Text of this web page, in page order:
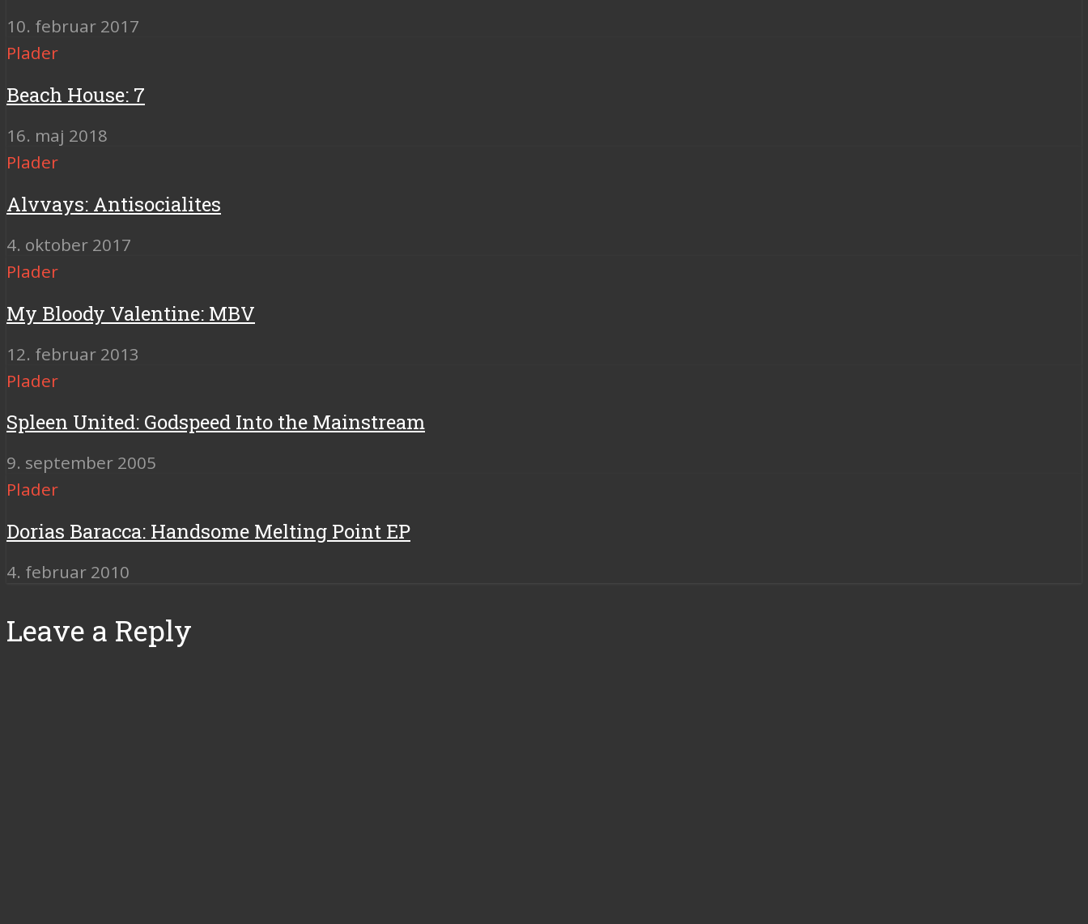
10. februar 2017
Plader
Beach House: 7
16. maj 2018
Plader
Alvvays: Antisocialites
4. oktober 2017
Plader
My Bloody Valentine: MBV
12. februar 2013
Plader
Spleen United: Godspeed Into the Mainstream
9. september 2005
Plader
Dorias Baracca: Handsome Melting Point EP
4. februar 2010
Leave a Reply